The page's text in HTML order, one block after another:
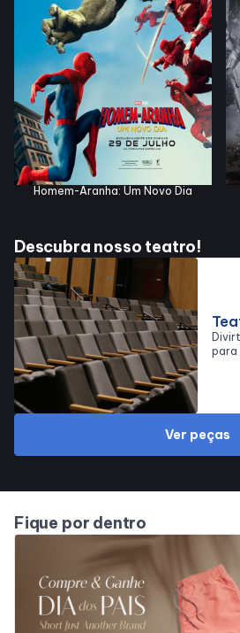
Horários
Entretenimento
Cinema
Teatro
Fique por Dentro
Eventos
Lojas e Restaurantes
Lojas
Programa de Benefícios
Homem-Aranha: Um Novo Dia
Descubra nosso teatro!
para
Ver peças
Fique por dentro